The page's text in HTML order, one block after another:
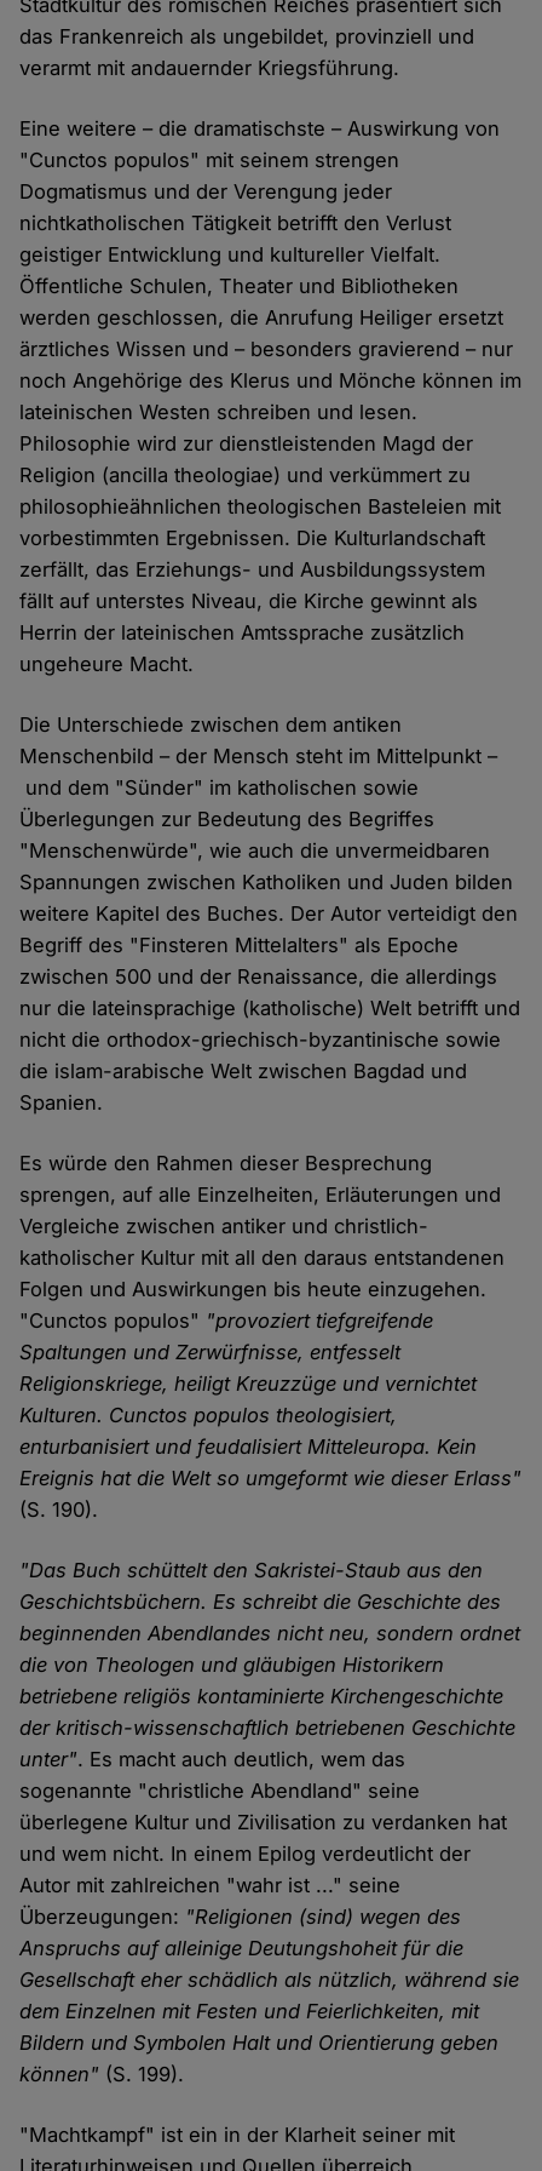
Stadtkultur des römischen Reiches präsentiert sich
das Frankenreich als ungebildet, provinziell und
verarmt mit andauernder Kriegsführung.
Eine weitere – die dramatischste – Auswirkung von
"Cunctos populos" mit seinem strengen
Dogmatismus und der Verengung jeder
nichtkatholischen Tätigkeit betrifft den Verlust
geistiger Entwicklung und kultureller Vielfalt.
Öffentliche Schulen, Theater und Bibliotheken
werden geschlossen, die Anrufung Heiliger ersetzt
ärztliches Wissen und – besonders gravierend – nur
noch Angehörige des Klerus und Mönche können im
lateinischen Westen schreiben und lesen.
Philosophie wird zur dienstleistenden Magd der
Religion (ancilla theologiae) und verkümmert zu
philosophieähnlichen theologischen Basteleien mit
vorbestimmten Ergebnissen. Die Kulturlandschaft
zerfällt, das Erziehungs- und Ausbildungssystem
fällt auf unterstes Niveau, die Kirche gewinnt als
Herrin der lateinischen Amtssprache zusätzlich
ungeheure Macht.
Die Unterschiede zwischen dem antiken
Menschenbild – der Mensch steht im Mittelpunkt –
und dem "Sünder" im katholischen sowie
Überlegungen zur Bedeutung des Begriffes
"Menschenwürde", wie auch die unvermeidbaren
Spannungen zwischen Katholiken und Juden bilden
weitere Kapitel des Buches. Der Autor verteidigt den
Begriff des "Finsteren Mittelalters" als Epoche
zwischen 500 und der Renaissance, die allerdings
nur die lateinsprachige (katholische) Welt betrifft und
nicht die orthodox-griechisch-byzantinische sowie
die islam-arabische Welt zwischen Bagdad und
Spanien.
Es würde den Rahmen dieser Besprechung
sprengen, auf alle Einzelheiten, Erläuterungen und
Vergleiche zwischen antiker und christlich-
katholischer Kultur mit all den daraus entstandenen
Folgen und Auswirkungen bis heute einzugehen.
"Cunctos populos" "provoziert tiefgreifende
Spaltungen und Zerwürfnisse, entfesselt
Religionskriege, heiligt Kreuzzüge und vernichtet
Kulturen. Cunctos populos theologisiert,
enturbanisiert und feudalisiert Mitteleuropa. Kein
Ereignis hat die Welt so umgeformt wie dieser Erlass"
(S. 190).
"Das Buch schüttelt den Sakristei-Staub aus den
Geschichtsbüchern. Es schreibt die Geschichte des
beginnenden Abendlandes nicht neu, sondern ordnet
die von Theologen und gläubigen Historikern
betriebene religiös kontaminierte Kirchengeschichte
der kritisch-wissenschaftlich betriebenen Geschichte
unter". Es macht auch deutlich, wem das
sogenannte "christliche Abendland" seine
überlegene Kultur und Zivilisation zu verdanken hat
und wem nicht. In einem Epilog verdeutlicht der
Autor mit zahlreichen "wahr ist ..." seine
Überzeugungen: "Religionen (sind) wegen des
Anspruchs auf alleinige Deutungshoheit für die
Gesellschaft eher schädlich als nützlich, während sie
dem Einzelnen mit Festen und Feierlichkeiten, mit
Bildern und Symbolen Halt und Orientierung geben
können" (S. 199).
"Machtkampf" ist ein in der Klarheit seiner mit